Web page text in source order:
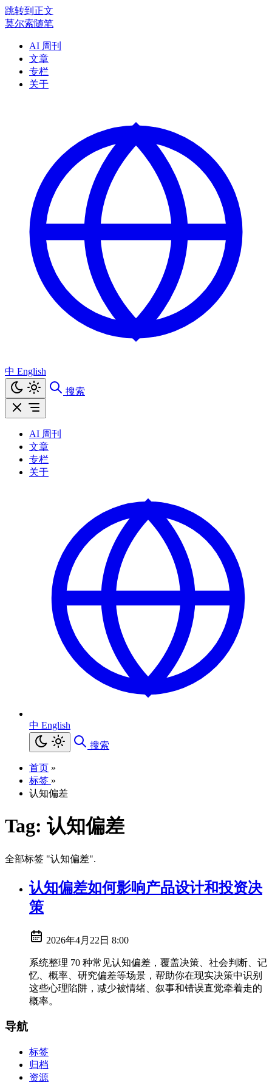
跳转到正文
莫尔索随笔
AI 周刊
文章
专栏
关于
中 English
搜索
AI 周刊
文章
专栏
关于
中 English
搜索
首页 »
标签 »
认知偏差
Tag: 认知偏差
全部标签 "认知偏差".
认知偏差如何影响产品设计和投资决
策
2026年4月22日 8:00
系统整理 70 种常见认知偏差，覆盖决策、社会判断、记
忆、概率、研究偏差等场景，帮助你在现实决策中识别
这些心理陷阱，减少被情绪、叙事和错误直觉牵着走的
概率。
导航
标签
归档
资源